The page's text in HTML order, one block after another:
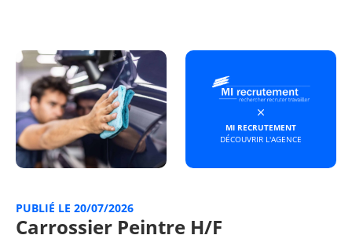
MI RECRUTEMENT
DÉCOUVRIR L'AGENCE
PUBLIÉ LE 20/07/2026
Carrossier Peintre H/F